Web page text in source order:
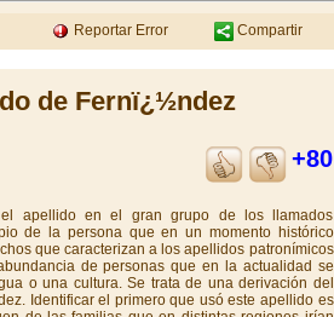
Reportar Error Compartir
de Fernï¿½ndez
+80
Así lo hicieron los Fernández de Baeza, los de Laiva, Tejada, de Luna, y Gincio. Muchos de este linaje en Asturias traen: en campo de oro, un pino de sinople, terrazado de lo mismo y, apoyadas en él, dos lanzas de sable con los hierros de plata; al pie del pino, una cabeza de jabalí de sable, con los colmillos de plata. Los del valle de Cabuérniga traen: en campo de gules, un castillo de oro, aclarado de azur, y un águila de sable sobre la torre de homenaje, herida por una saeta de oro y vertiendo su sangre. Los de valle de Carriedo, que pasaron a México, traen: en campo de plata, tres fajas de sinople; bordura de azur, con cuatro castillos de plata y cuatro leones rampantes de oro , alternados. Otros traen: en campo de plata, un león de gules; bordura de gules, con cinco castillos de oro en la parte superior y cinco calderas de oro en la inferior. Los de Vizcaya: en campo de oro, un grifo de sable y, en el cantón diestro del jefe, una cruz floreteada d gules. Otros traen un escudo terciado en faja: 1º, en campo de oro, una corona antigua de gules; 2º, un campo de azur, un castillo de oro, y 3º, en campo de oro, un león rampante de gules. PERSONAJES FERNÁNDEZ DESTACADOS EN LA HISTORIA La lista de personajes apellidados Fernández que han dejado su nombre escrito en los anales de la historia es muy grande. En este apartado, por razones de espacio, sólo podemos citar algunas figuras ilustres. Alejo Fernández. Pintor español. (h. 1475-1546). Posiblemente era de origen alemán y utilizaba el apellido de su mujer, hija del pintor cordobés Pedro Fernández . Su formación es gótica, pero se caracteriza por una acusada influencia flamenca. Entre sus obras destacan, sobre todo, "La cena", "Purificación" y "Adoración de los Reyes". Enrique Fernández Arbós. Violinista y director de orquesta español. Estudió en Madrid, Bruselas y Berlín y dirigió la Orquesta Sinfónica de Madrid desde 1905. Instrumentó algunas piezas de la "Iberia" de Albéniz. Emilio Fernández. Director y actor cinematográfico mejicano. Protagonizó numerosos filmes, entre los cuales cabe destacar "La isla de la pasión" y "La noche de la Iguana". Gregorio Fernández. Escultor español. (1576-1636). Su obra, impregnada de un notable realismo, expresa en toda su grandeza la cultura barroca castellana. Parece ser que su preparación se debe a Francisco del Rincón . Se recuerdan particularmente su obras "Cristo yacente", "La Piedad", "La Dolorosa", "Cristo de la Luz" y "La cruz a cuestas". Macedonio Fernández. Escritor argentino. (1874-1952). Participó activamente en el grupo literario "Martín Fierro". Amigo de José Ingenieros, Jorge Luís Borges y Oliverio Girondo, su obra se caracteriza por la fragmentación y un lúcido sentido del humor. Gonzalo Fernández de Córdoba. (1453-1515). Militar español, conocido como "el Gran Capitán". Libertó a los Estados Pontificios por encargo de Alejandro VI. Federico III de Nápoles le concedió el título de Terranova y de Santángelo. Volvió a España en 1498 tras derrotar a los franceses en Ostia. Participó en la represión del alzamiento morisco y, en el 1500 regresó a Italia. Combatió contra los turcos. Venció en Ceriñola, durante la guerra de la Basilicata y la Capitalitana. Posteriormente conquistó Nápoles y Gaeta. Ángel Fernández de los Ríos. (1821-1880). Político y escritor español. Entre sus libros sobresalen "Guía de madrid" y "Estudio histórico de las luchas en la España del siglo XIX". Wenceslao Fernández Florez. (1886-1964). Escritor español. Merecen recordarse sus novelas "Ha entrado un ladrón" y "Las siete columnas". José Fernández Montesinos. (1897-1972). Investigador y crítico español. Fue especialista en materias clásicas del siglo XIX y su obra alcanza en este terreno los ciento veinticinco títulos. Entre ellos cabe citar "Estudios sobre Lope" y "Ensayos y estudios de literatura española. Carlos Fernández Shaw. (1865-1911). Escritor español. Permaneció aislado de las propuestas modernistas y destacó como autor dramático y sainetista. Compuso libretos de zarzuela a los que puso música Chapí: "La revoltosa", "La chavala" y "El alma del pueblo". Macedonio Fernández. (1874-1952). Escritor argentino. Participó activamente en el grupo literario "Martín Fierro". Amigo de José Ingenieros, Jorge Luís Borges y Oliverio Girondo, su